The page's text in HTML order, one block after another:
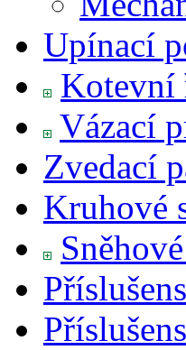
Upínací
Kotevní
Vázací
Zvedací
Kruhové